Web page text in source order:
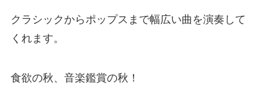
クラシックからポップスまで幅広い曲を演奏して
くれます。
食欲の秋、音楽鑑賞の秋！